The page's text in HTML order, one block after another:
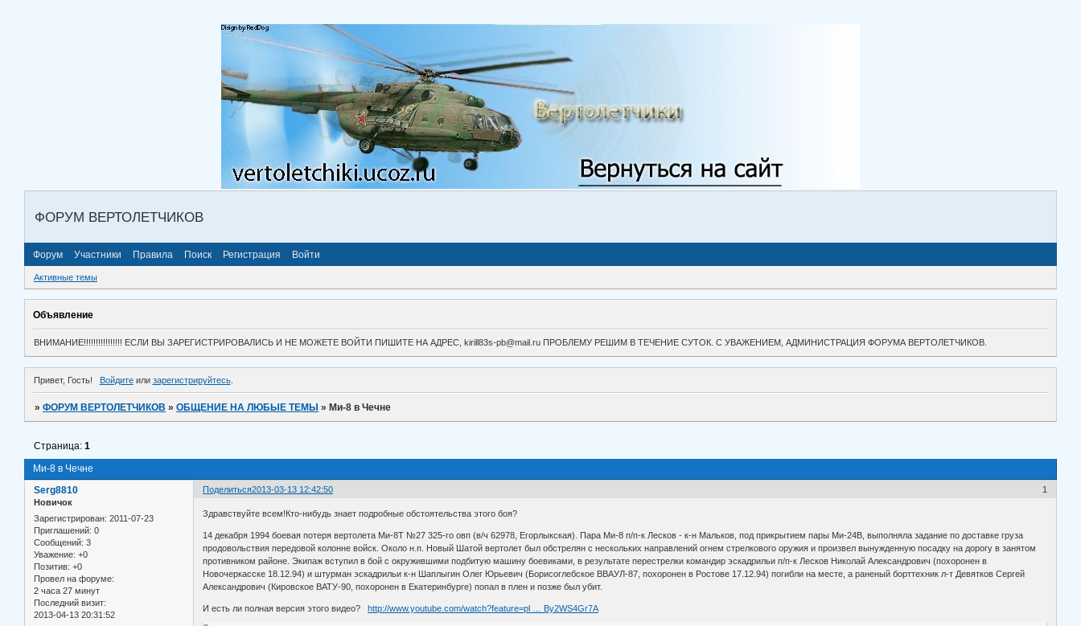
ФОРУМ ВЕРТОЛЕТЧИКОВ
Форум Участники Правила Поиск Регистрация Войти
Активные темы
Объявление
ВНИМАНИЕ!!!!!!!!!!!!!!!! ЕСЛИ ВЫ ЗАРЕГИСТРИРОВАЛИСЬ И НЕ МОЖЕТЕ ВОЙТИ ПИШИТЕ НА АДРЕС, kirill83s-pb@mail.ru ПРОБЛЕМУ РЕШИМ В ТЕЧЕНИЕ СУТОК. С УВАЖЕНИЕМ, АДМИНИСТРАЦИЯ ФОРУМА ВЕРТОЛЕТЧИКОВ.
Привет, Гость! Войдитеили зарегистрируйтесь.
»ФОРУМ ВЕРТОЛЕТЧИКОВ »ОБЩЕНИЕ НА ЛЮБЫЕ ТЕМЫ » Ми-8 в Чечне
Ми-8 в Чечне
Страница:1
Поделиться 1
2013-03-13 12:42:50
Serg8810
Новичок
Зарегистрирован: 2011-07-23
Приглашений: 0
Сообщений: 3
Уважение: +0
Позитив: +0
Провел на форуме:
2 часа 27 минут
Последний визит:
2013-04-13 20:31:52
Здравствуйте всем!Кто-нибудь знает подробные обстоятельства этого боя?
14 декабря 1994 боевая потеря вертолета Ми-8Т №27 325-го овп (в/ч 62978, Егорлыкская). Пара Ми-8 п/п-к Лесков - к-н Мальков, под прикрытием пары Ми-24В, выполняла задание по доставке груза
продовольствия передовой колонне войск. Около н.п. Новый Шатой вертолет был обстрелян с нескольких направлений огнем стрелкового оружия и произвел вынужденную посадку на дорогу в занятом
противником районе. Экипаж вступил в бой с окружившими подбитую машину боевиками, в результате перестрелки командир эскадрильи п/п-к Лесков Николай Александрович (похоронен в
Новочеркасске 18.12.94) и штурман эскадрильи к-н Шаплыгин Олег Юрьевич (Борисоглебское ВВАУЛ-87, похоронен в Ростове 17.12.94) погибли на месте, а раненый борттехник л-т Девятков Сергей
Александрович (Кировское ВАТУ-90, похоронен в Екатеринбурге) попал в плен и позже был убит.
И есть ли полная версия этого видео?http://www.youtube.com/watch?feature=pl … By2WS4Gr7A